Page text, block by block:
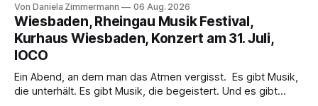
psychologische Tiefe mit starken Bildern, getragen von
einem spielfreudigen Ensemble und einer musikalisch
überzeugenden Gesamtleistung.
Von Daniela Zimmermann 06 Aug. 2026
Wiesbaden, Rheingau Musik Festival,
Kurhaus Wiesbaden, Konzert am 31. Juli,
IOCO
Ein Abend, an dem man das Atmen vergisst. Es gibt Musik,
die unterhält. Es gibt Musik, die begeistert. Und es gibt